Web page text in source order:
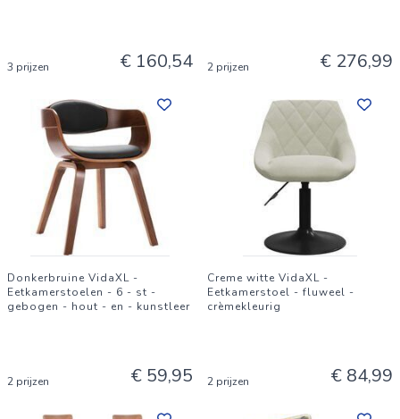
3 prijzen € 160,54 2 prijzen € 276,99
Donkerbruine VidaXL -
Eetkamerstoelen - 6 - st -
gebogen - hout - en - kunstleer
2 prijzen € 59,95
Creme witte VidaXL -
Eetkamerstoel - fluweel -
crèmekleurig
2 prijzen € 84,99